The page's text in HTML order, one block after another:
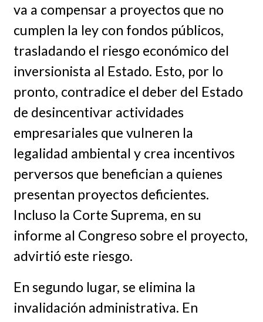
va a compensar a proyectos que no
cumplen la ley con fondos públicos,
trasladando el riesgo económico del
inversionista al Estado. Esto, por lo
pronto, contradice el deber del Estado
de desincentivar actividades
empresariales que vulneren la
legalidad ambiental y crea incentivos
perversos que benefician a quienes
presentan proyectos deficientes.
Incluso la Corte Suprema, en su
informe al Congreso sobre el proyecto,
advirtió este riesgo.
En segundo lugar, se elimina la
invalidación administrativa. En